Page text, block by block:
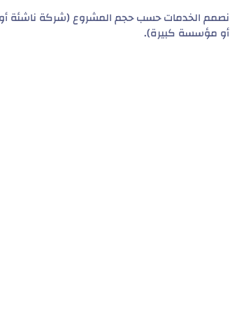
نصمم الخدمات حسب حجم المشروع (شركة ناشئة
أو مؤسسة كبيرة).